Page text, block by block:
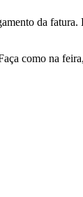
da
como na